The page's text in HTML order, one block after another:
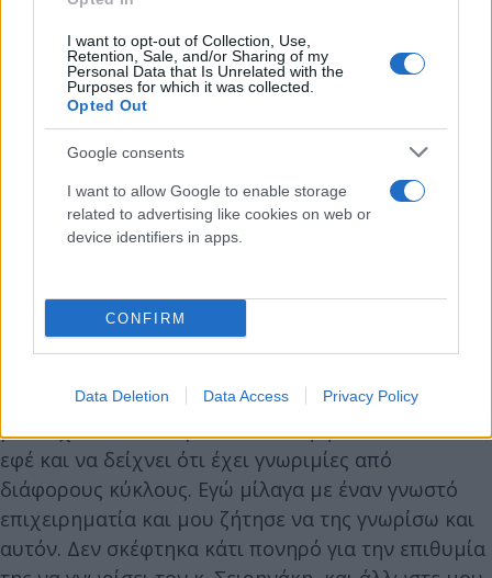
I want to opt-out of Collection, Use,
Retention, Sale, and/or Sharing of my
Personal Data that Is Unrelated with the
Purposes for which it was collected.
Opted Out
Google consents
I want to allow Google to enable storage
related to advertising like cookies on web or
device identifiers in apps.
CONFIRM
Data Deletion Data Access Privacy Policy
μπορεί να κάνει.
Με ενοχλούσε και με ανησυχούσε το ότι έκανε
χρήση ναρκωτικών και γι’ αυτό δεν την άφηνα μόνη
με το παιδί, γιατί το γεγονός ότι εκδιδόταν δεν
επηρέαζε τη συμπεριφορά της απέναντι στο παιδί
μου, η οποία ήταν πολύ καλή και έτσι δεν είχα
πρόβλημα με αυτό, ούτε φοβόμουν μήπως
Είχε δει από τον λογαριασμό μου στο Facebook ότι
τον γνωρίσει, να τη φέρω σε επαφή μαζί του. Δεν
μου είχε πει τον λόγο, αλλά αυτή ήθελε να κάνει
εφέ και να δείχνει ότι έχει γνωριμίες από
διάφορους κύκλους. Εγώ μίλαγα με έναν γνωστό
επιχειρηματία και μου ζήτησε να της γνωρίσω και
αυτόν. Δεν σκέφτηκα κάτι πονηρό για την επιθυμία